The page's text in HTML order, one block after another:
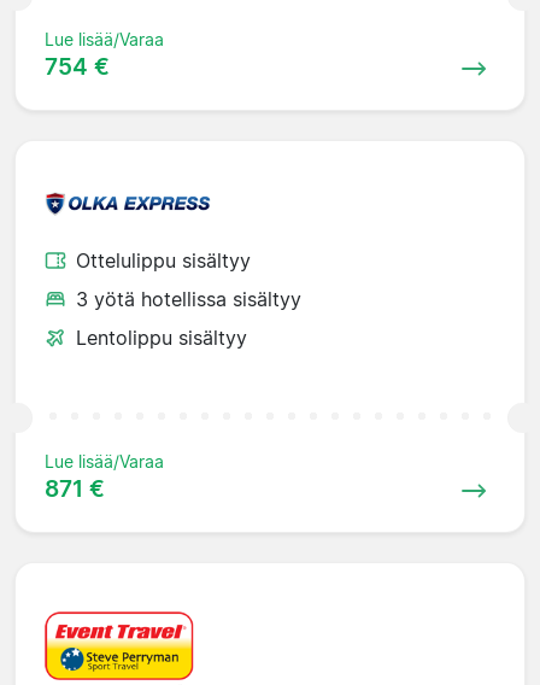
Lue lisää/Varaa
754 €
Ottelulippu sisältyy
3 yötä hotellissa sisältyy
Lentolippu sisältyy
Lue lisää/Varaa
871 €